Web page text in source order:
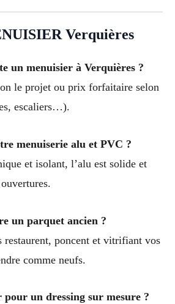
Verquières
un menuisier à Verquières ?
le projet ou prix forfaitaire selon
escaliers…).
menuiserie alu et PVC ?
et isolant, l’alu est solide et
un parquet ancien ?
restaurent, poncent et vitrifiant vos
comme neufs.
un dressing sur mesure ?